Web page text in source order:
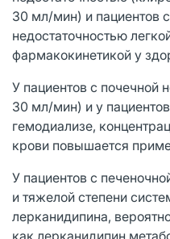
30 мл/мин) и пациентов
недостаточностью
фармакокинетикой у
У пациентов с почечной
30 мл/мин) и у
гемодиализе,
крови повышается
У пациентов с
и тяжелой степени
лерканидипина,
как лерканидипин